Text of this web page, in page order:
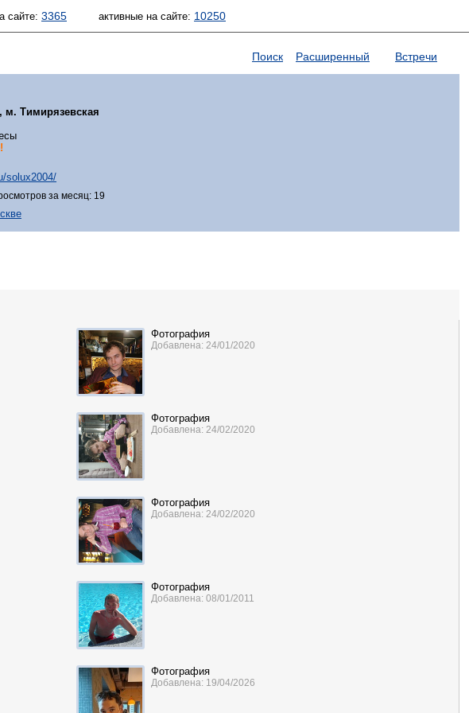
сайте: 3365 активные на сайте: 10250
Поиск Расширенный Встречи
м. Тимирязевская
solux2004/
за месяц: 19
Фотография
Добавлена: 24/01/2020
Фотография
Добавлена: 24/02/2020
Фотография
Добавлена: 24/02/2020
Фотография
Добавлена: 08/01/2011
Фотография
Добавлена: 19/04/2026